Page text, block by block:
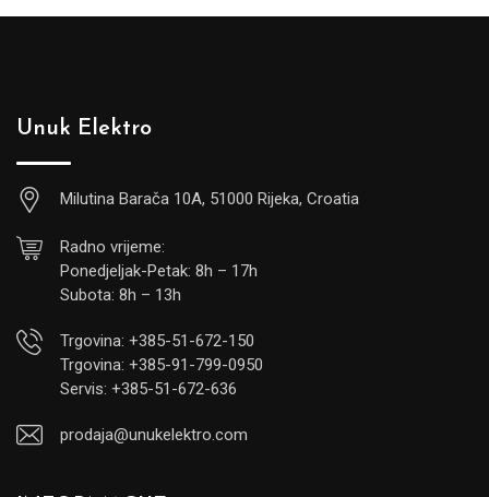
Unuk Elektro
Milutina Barača 10A, 51000 Rijeka, Croatia
Radno vrijeme:
Ponedjeljak-Petak: 8h – 17h
Subota: 8h – 13h
Trgovina: +385-51-672-150
Trgovina: +385-91-799-0950
Servis: +385-51-672-636
prodaja@unukelektro.com